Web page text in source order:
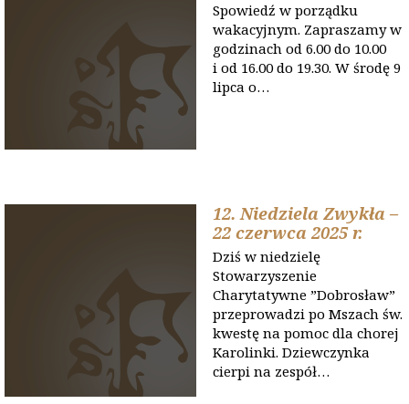
Spowiedź w porządku
wakacyjnym. Zapraszamy w
godzinach od 6.00 do 10.00
i od 16.00 do 19.30. W środę 9
lipca o…
12. Niedziela Zwykła –
22 czerwca 2025 r.
Dziś w niedzielę
Stowarzyszenie
Charytatywne ”Dobrosław”
przeprowadzi po Mszach św.
kwestę na pomoc dla chorej
Karolinki. Dziewczynka
cierpi na zespół…